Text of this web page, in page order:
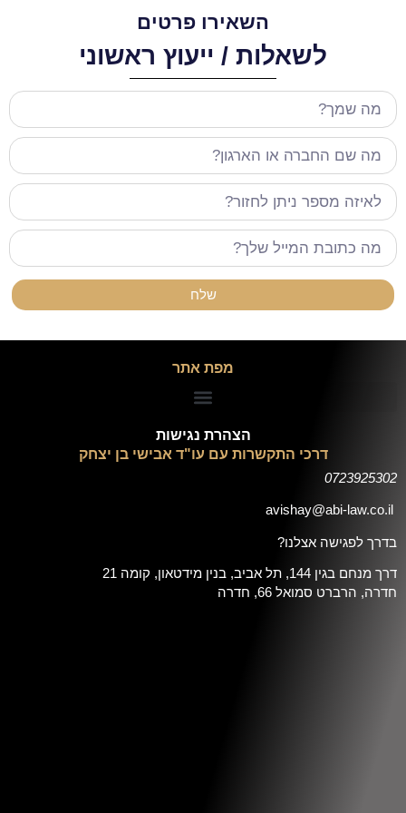
השאירו פרטים
לשאלות / ייעוץ ראשוני
שלח
מפת אתר
הצהרת נגישות
דרכי התקשרות עם עו"ד אבישי בן יצחק
0723925302
avishay@abi-law.co.il
בדרך לפגישה אצלנו?
דרך מנחם בגין 144, תל אביב, בנין מידטאון, קומה 21
חדרה, הרברט סמואל 66, חדרה